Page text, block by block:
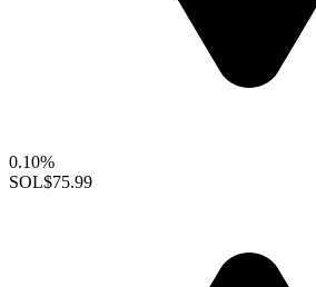
0.10%
SOL$75.99